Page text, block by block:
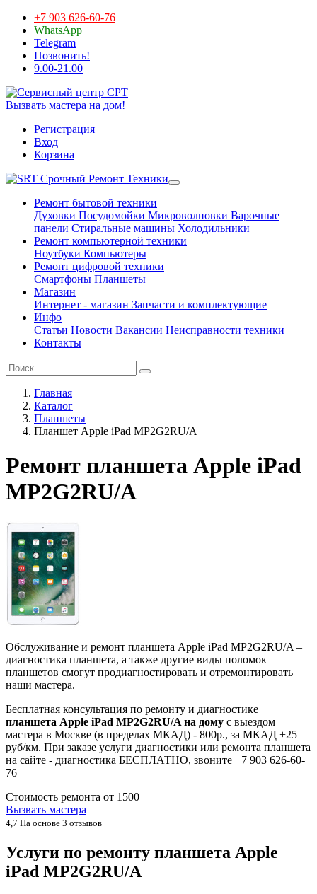
+7 903 626-60-76
WhatsApp
Telegram
Позвонить!
9.00-21.00
Вызвать мастера на дом!
Регистрация
Вход
Корзина
Срочный Ремонт Техники
Ремонт бытовой техники
Духовки Посудомойки Микроволновки Варочные
панели Стиральные машины Холодильники
Ремонт компьютерной техники
Ноутбуки Компьютеры
Ремонт цифровой техники
Смартфоны Планшеты
Магазин
Интернет - магазин Запчасти и комплектующие
Инфо
Статьи Новости Вакансии Неисправности техники
Контакты
Главная
Каталог
Планшеты
Планшет Apple iPad MP2G2RU/A
Ремонт планшета Apple iPad
MP2G2RU/A
Обслуживание и ремонт планшета Apple iPad MP2G2RU/A –
диагностика планшета, а также другие виды поломок
планшетов смогут продиагностировать и отремонтировать
наши мастера.
Бесплатная консультация по ремонту и диагностике
планшета Apple iPad MP2G2RU/A на дому с выездом
мастера в Москве (в пределах МКАД) - 800р., за МКАД +25
руб/км. При заказе услуги диагностики или ремонта планшета
на сайте - диагностика БЕСПЛАТНО, звоните +7 903 626-60-
76
Стоимость ремонта от 1500
Вызвать мастера
4,7 На основе 3 отзывов
Услуги по ремонту планшета Apple
iPad MP2G2RU/A